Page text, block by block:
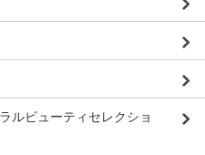
ルビューティセレクショ